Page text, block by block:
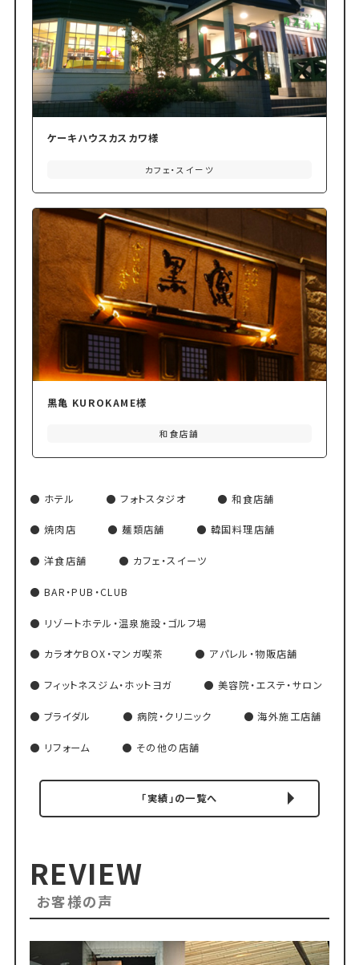
ケーキハウスカスカワ様
カフェ・スイーツ
黒亀 KUROKAME様
和食店舗
ホテル フォトスタジオ 和食店舗
焼肉店 麺類店舗 韓国料理店舗
洋食店舗 カフェ・スイーツ
BAR・PUB・CLUB
リゾートホテル・温泉施設・ゴルフ場
カラオケBOX・マンガ喫茶 アパレル・物販店舗
フィットネスジム・ホットヨガ 美容院・エステ・サロン
ブライダル 病院・クリニック 海外施工店舗
リフォーム その他の店舗
「実績」の一覧へ
REVIEW
お客様の声